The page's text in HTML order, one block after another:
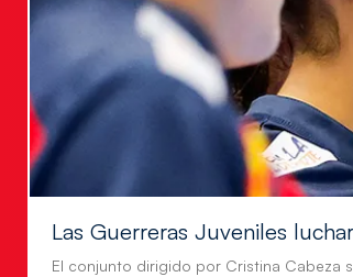
Las Guerreras Juveniles
El conjunto dirigido por Cristina Cabeza